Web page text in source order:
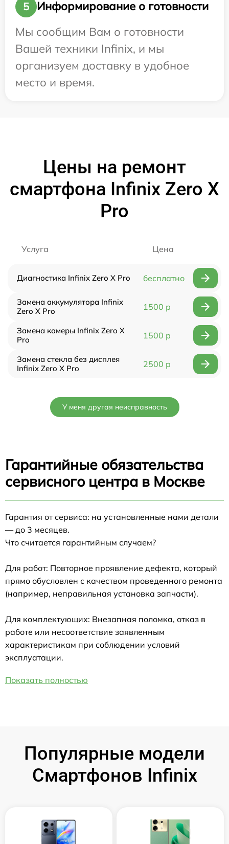
5
Информирование о готовности
Мы сообщим Вам о готовности
Вашей техники Infinix, и мы
организуем доставку в удобное
место и время.
Цены на ремонт
смартфона Infinix Zero X
Pro
Услуга Цена
Диагностика Infinix Zero X Pro бесплатно
Замена аккумулятора Infinix
Zero X Pro
1500 р
Замена камеры Infinix Zero X
Pro
1500 р
Замена стекла без дисплея
Infinix Zero X Pro
2500 р
У меня другая неисправность
Гарантийные обязательства
сервисного центра в Москве
Гарантия от сервиса: на установленные нами детали
— до 3 месяцев.
Что считается гарантийным случаем?
Для работ: Повторное проявление дефекта, который
прямо обусловлен с качеством проведенного ремонта
(например, неправильная установка запчасти).
Для комплектующих: Внезапная поломка, отказ в
работе или несоответствие заявленным
характеристикам при соблюдении условий
эксплуатации.
Показать полностью
Популярные модели
Смартфонов Infinix